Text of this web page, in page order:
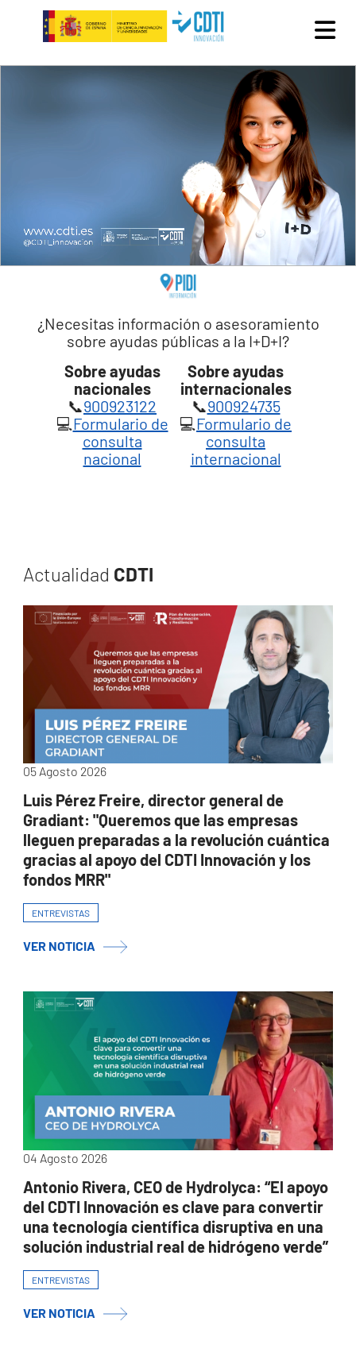
Pasar al contenido principal
¿Necesitas información o asesoramiento
sobre ayudas públicas a la I+D+I?
Sobre ayudas
nacionales
Sobre ayudas
internacionales
📞900923122 📞900924735
💻Formulario de
consulta
nacional
💻Formulario de
consulta
internacional
Actualidad CDTI
05 Agosto 2026
Luis Pérez Freire, director general de
Gradiant: "Queremos que las empresas
lleguen preparadas a la revolución cuántica
gracias al apoyo del CDTI Innovación y los
fondos MRR"
ENTREVISTAS
VER NOTICIA
04 Agosto 2026
Antonio Rivera, CEO de Hydrolyca: “El apoyo
del CDTI Innovación es clave para convertir
una tecnología científica disruptiva en una
solución industrial real de hidrógeno verde”
ENTREVISTAS
VER NOTICIA